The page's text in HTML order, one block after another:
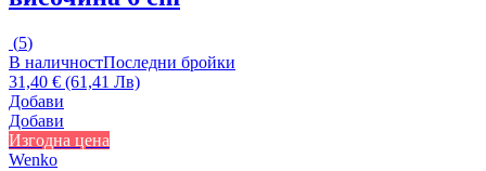
(5)
В наличностПоследни бройки
31,40 € (61,41 Лв)
Добави
Добави
Изгодна цена
Wenko